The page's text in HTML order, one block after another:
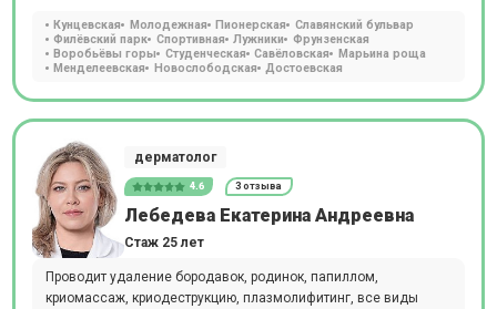
Кунцевская Молодежная Пионерская
Славянский бульвар
Филёвский парк
Спортивная Лужники
Фрунзенская
Воробьёвы горы
Студенческая Савёловская
Марьина роща
Менделеевская
Новослободская Достоевская
дерматолог
4.6 3 отзыва
Лебедева Екатерина Андреевна
Стаж 25 лет
Проводит удаление бородавок, родинок, папиллом,
криомассаж, криодеструкцию, плазмолифитинг, все виды